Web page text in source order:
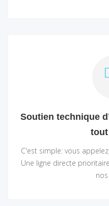
Soutien technique
C'est simple: vous
Une ligne directe